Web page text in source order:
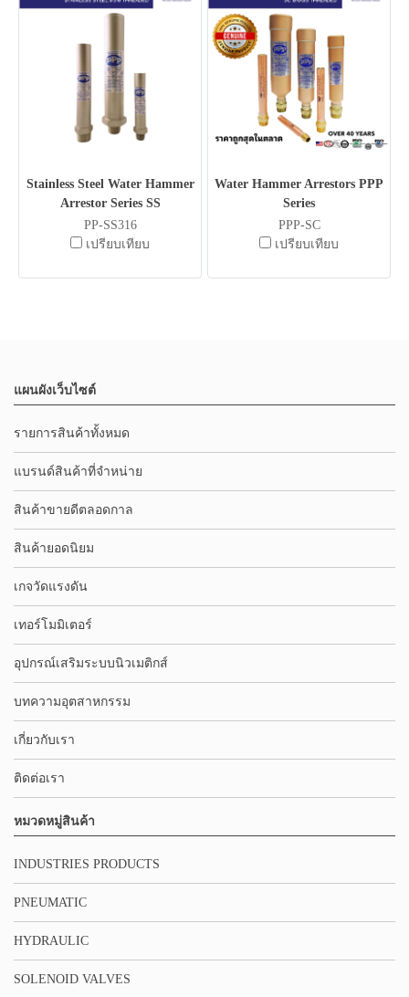
Stainless Steel Water Hammer
Arrestor Series SS
PP-SS316
เปรียบเทียบ
Water Hammer Arrestors PPP
Series
PPP-SC
เปรียบเทียบ
แผนผังเว็บไซต์
รายการสินค้าทั้งหมด
แบรนด์สินค้าที่จำหน่าย
สินค้าขายดีตลอดกาล
สินค้ายอดนิยม
เกจวัดแรงดัน
เทอร์โมมิเตอร์
อุปกรณ์เสริมระบบนิวเมติกส์
บทความอุตสาหกรรม
เกี่ยวกับเรา
ติดต่อเรา
หมวดหมู่สินค้า
INDUSTRIES PRODUCTS
PNEUMATIC
HYDRAULIC
SOLENOID VALVES